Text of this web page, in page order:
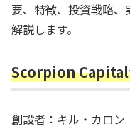
要、特徴、投資戦略、
解説します。
Scorpion Capital
創設者：キル・カロン